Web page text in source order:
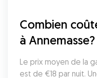
Combien
à Annemasse?
Le prix moyen de la
est de €18 par nuit.